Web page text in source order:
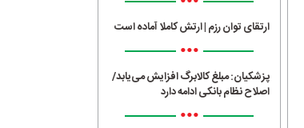
ارتقای توان رزم | ارتش کاملا آماده است
•••
پزشکیان: مبلغ کالابرگ افزایش می‌یابد/
اصلاح نظام بانکی ادامه دارد
•••